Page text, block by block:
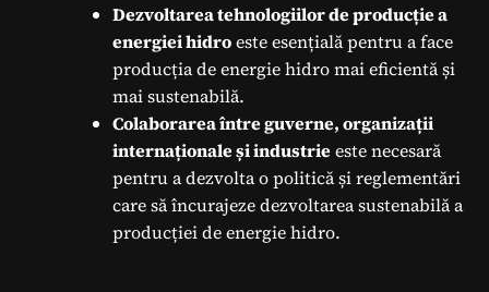
Dezvoltarea tehnologiilor de producție a
energiei hidroeste esențială pentru a face
producția de energie hidro mai eficientă și
mai sustenabilă.
Colaborarea între guverne, organizații
internaționale și industrieeste necesară
pentru a dezvolta o politică și reglementări
care să încurajeze dezvoltarea sustenabilă a
producției de energie hidro.